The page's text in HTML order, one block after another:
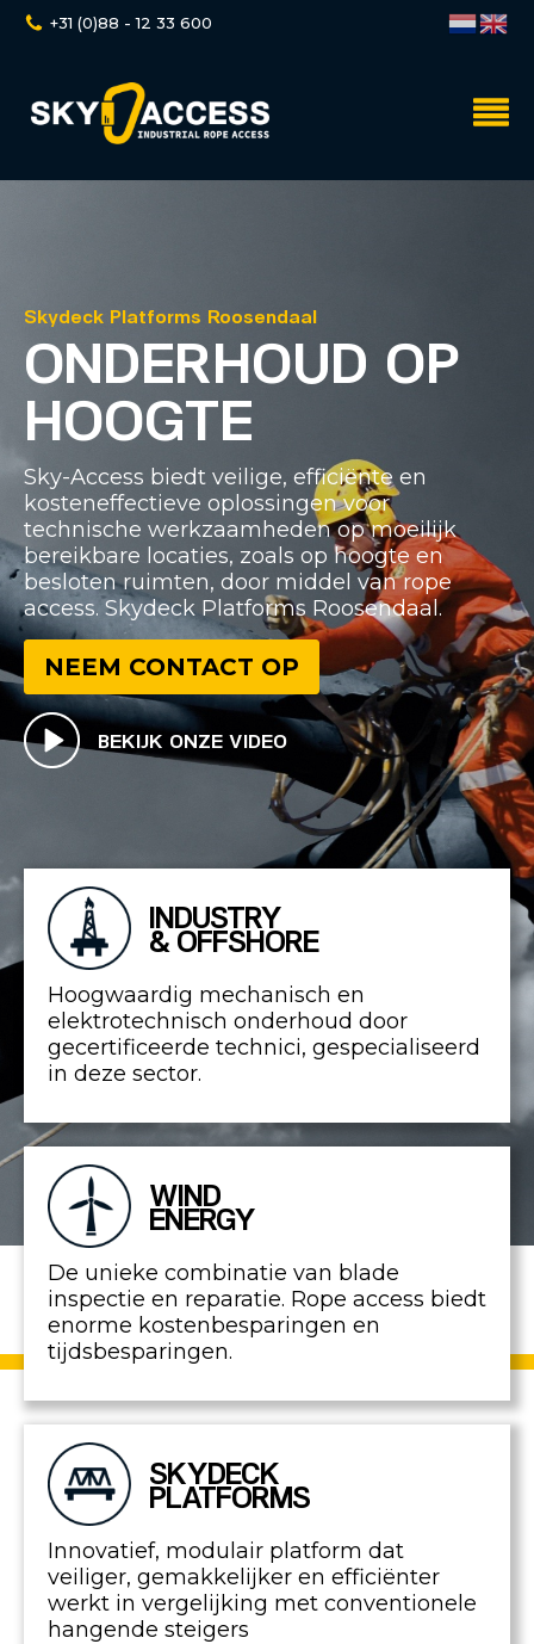
+31 (0)88 - 12 33 600
Skydeck Platforms Roosendaal
ONDERHOUD OP
HOOGTE
Sky-Access biedt veilige, efficiënte en
kosteneffectieve oplossingen voor
technische werkzaamheden op moeilijk
bereikbare locaties, zoals op hoogte en
besloten ruimten, door middel van rope
access. Skydeck Platforms Roosendaal.
NEEM CONTACT OP
BEKIJK ONZE VIDEO
INDUSTRY
& OFFSHORE
Hoogwaardig mechanisch en
elektrotechnisch onderhoud door
gecertificeerde technici, gespecialiseerd
in deze sector.
WIND
ENERGY
De unieke combinatie van blade
inspectie en reparatie. Rope access biedt
enorme kostenbesparingen en
tijdsbesparingen.
SKYDECK
PLATFORMS
Innovatief, modulair platform dat
veiliger, gemakkelijker en efficiënter
werkt in vergelijking met conventionele
hangende steigers